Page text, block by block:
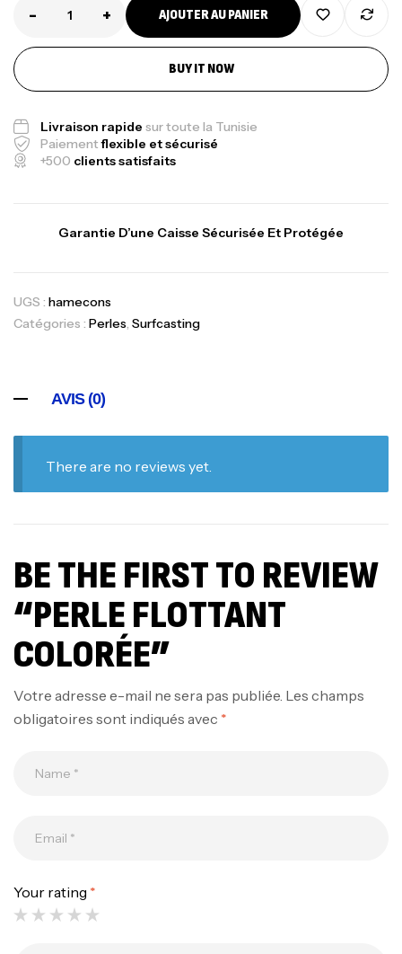
- + AJOUTER AU PANIER
BUY IT NOW
Livraison rapide sur toute la Tunisie
Paiementflexible et sécurisé
+500 clients satisfaits
Garantie D’une Caisse Sécurisée Et Protégée
UGS : hamecons
Catégories : Perles, Surfcasting
AVIS (0)
There are no reviews yet.
BE THE FIRST TO REVIEW
“PERLE FLOTTANT
COLORÉE”
Votre adresse e-mail ne sera pas publiée. Les champs
obligatoires sont indiqués avec *
Your rating *